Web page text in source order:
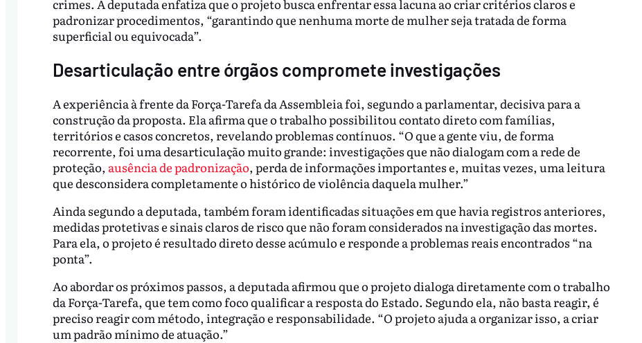
crimes. A deputada enfatiza que o projeto busca enfrentar essa lacuna ao criar critérios claros e
padronizar procedimentos, “garantindo que nenhuma morte de mulher seja tratada de forma
superficial ou equivocada”.
Desarticulação entre órgãos compromete investigações
A experiência à frente da Força-Tarefa da Assembleia foi, segundo a parlamentar, decisiva para a
construção da proposta. Ela afirma que o trabalho possibilitou contato direto com famílias,
territórios e casos concretos, revelando problemas contínuos. “O que a gente viu, de forma
recorrente, foi uma desarticulação muito grande: investigações que não dialogam com a rede de
proteção, ausência de padronização, perda de informações importantes e, muitas vezes, uma leitura
que desconsidera completamente o histórico de violência daquela mulher.”
Ainda segundo a deputada, também foram identificadas situações em que havia registros anteriores,
medidas protetivas e sinais claros de risco que não foram considerados na investigação das mortes.
Para ela, o projeto é resultado direto desse acúmulo e responde a problemas reais encontrados “na
ponta”.
Ao abordar os próximos passos, a deputada afirmou que o projeto dialoga diretamente com o trabalho
da Força-Tarefa, que tem como foco qualificar a resposta do Estado. Segundo ela, não basta reagir, é
preciso reagir com método, integração e responsabilidade. “O projeto ajuda a organizar isso, a criar
um padrão mínimo de atuação.”